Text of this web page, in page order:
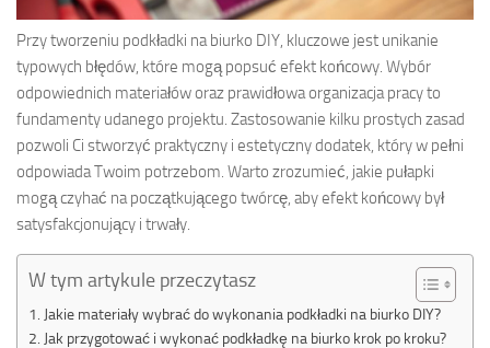
Przy tworzeniu podkładki na biurko DIY, kluczowe jest unikanie
typowych błędów, które mogą popsuć efekt końcowy. Wybór
odpowiednich materiałów oraz prawidłowa organizacja pracy to
fundamenty udanego projektu. Zastosowanie kilku prostych zasad
pozwoli Ci stworzyć praktyczny i estetyczny dodatek, który w pełni
odpowiada Twoim potrzebom. Warto zrozumieć, jakie pułapki
mogą czyhać na początkującego twórcę, aby efekt końcowy był
satysfakcjonujący i trwały.
W tym artykule przeczytasz
Jakie materiały wybrać do wykonania podkładki na biurko DIY?
Jak przygotować i wykonać podkładkę na biurko krok po kroku?